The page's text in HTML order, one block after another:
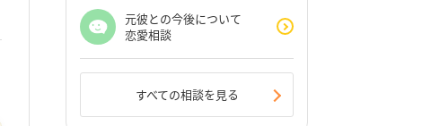
元彼との今後について
恋愛相談
すべての相談を見る